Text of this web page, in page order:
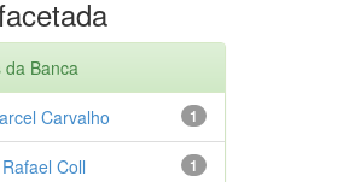
da Banca
1
Carvalho
1
Coll